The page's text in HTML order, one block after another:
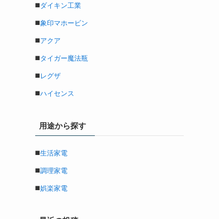
◼️ダイキン工業
◼️象印マホービン
◼️アクア
◼️タイガー魔法瓶
◼️レグザ
◼️ハイセンス
用途から探す
◼️生活家電
◼️調理家電
◼️娯楽家電